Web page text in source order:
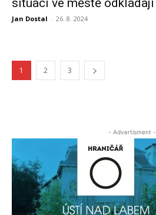
situaci ve městě odkládají
Jan Dostal - 26. 8. 2024
1 2 3
- Advertisment -